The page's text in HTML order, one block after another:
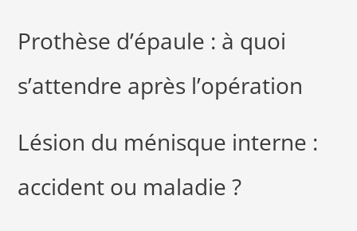
Prothèse d’épaule : à quoi
s’attendre après l’opération
Lésion du ménisque interne :
accident ou maladie ?